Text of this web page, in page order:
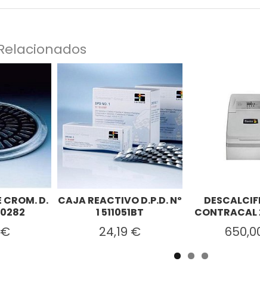
CROM. D.
€
CAJA REACTIVO D.P.D. Nº
1 511051BT
24,19 €
CONTRACAL